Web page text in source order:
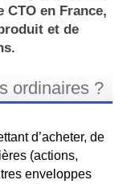
CTO en France,
et de
ordinaires ?
d’acheter, de
(actions,
enveloppes